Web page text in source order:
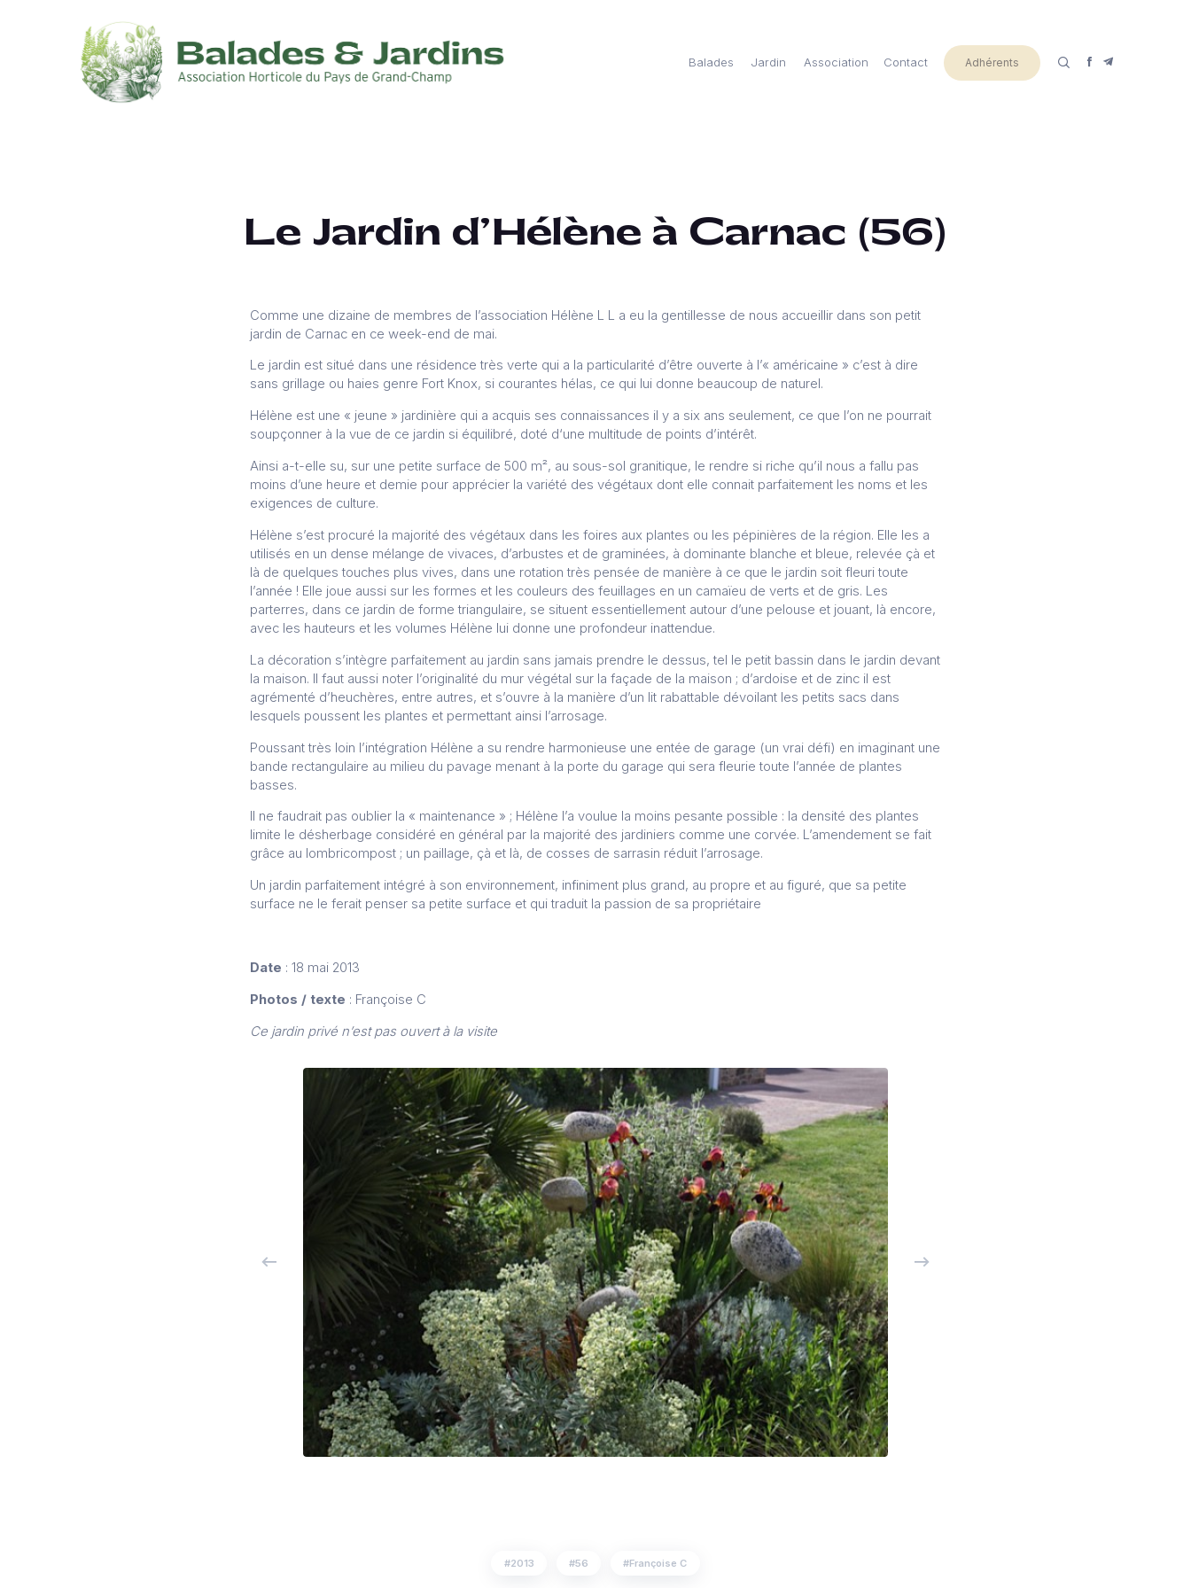
Balades Jardin Association Adhérents
Contact
Le Jardin d’Hélène à Carnac (56)
Comme une dizaine de membres de l’association Hélène L L a eu la gentillesse de nous accueillir dans son petit
jardin de Carnac en ce week-end de mai.
Le jardin est situé dans une résidence très verte qui a la particularité d’être ouverte à l’« américaine » c’est à dire
sans grillage ou haies genre Fort Knox, si courantes hélas, ce qui lui donne beaucoup de naturel.
Hélène est une « jeune » jardinière qui a acquis ses connaissances il y a six ans seulement, ce que l’on ne pourrait
soupçonner à la vue de ce jardin si équilibré, doté d‘une multitude de points d’intérêt.
Ainsi a-t-elle su, sur une petite surface de 500 m², au sous-sol granitique, le rendre si riche qu’il nous a fallu pas
moins d’une heure et demie pour apprécier la variété des végétaux dont elle connait parfaitement les noms et les
exigences de culture.
Hélène s’est procuré la majorité des végétaux dans les foires aux plantes ou les pépinières de la région. Elle les a
utilisés en un dense mélange de vivaces, d’arbustes et de graminées, à dominante blanche et bleue, relevée çà et
là de quelques touches plus vives, dans une rotation très pensée de manière à ce que le jardin soit fleuri toute
l’année ! Elle joue aussi sur les formes et les couleurs des feuillages en un camaïeu de verts et de gris. Les
parterres, dans ce jardin de forme triangulaire, se situent essentiellement autour d’une pelouse et jouant, là encore,
avec les hauteurs et les volumes Hélène lui donne une profondeur inattendue.
La décoration s’intègre parfaitement au jardin sans jamais prendre le dessus, tel le petit bassin dans le jardin devant
la maison. Il faut aussi noter l’originalité du mur végétal sur la façade de la maison ; d’ardoise et de zinc il est
agrémenté d’heuchères, entre autres, et s’ouvre à la manière d’un lit rabattable dévoilant les petits sacs dans
lesquels poussent les plantes et permettant ainsi l’arrosage.
Poussant très loin l’intégration Hélène a su rendre harmonieuse une entée de garage (un vrai défi) en imaginant une
bande rectangulaire au milieu du pavage menant à la porte du garage qui sera fleurie toute l’année de plantes
basses.
Il ne faudrait pas oublier la « maintenance » ; Hélène l’a voulue la moins pesante possible : la densité des plantes
limite le désherbage considéré en général par la majorité des jardiniers comme une corvée. L’amendement se fait
grâce au lombricompost ; un paillage, çà et là, de cosses de sarrasin réduit l’arrosage.
Un jardin parfaitement intégré à son environnement, infiniment plus grand, au propre et au figuré, que sa petite
surface ne le ferait penser sa petite surface et qui traduit la passion de sa propriétaire
Date : 18 mai 2013
Photos / texte : Françoise C
Ce jardin privé n’est pas ouvert à la visite
2013 56 Françoise C